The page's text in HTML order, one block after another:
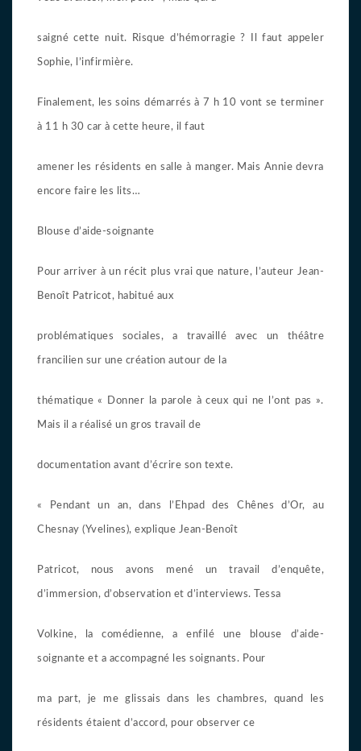
saigné cette nuit. Risque d’hémorragie ? Il faut appeler
Sophie, l’infirmière.
Finalement, les soins démarrés à 7 h 10 vont se terminer
à 11 h 30 car à cette heure, il faut
amener les résidents en salle à manger. Mais Annie devra
encore faire les lits…
Blouse d’aide-soignante
Pour arriver à un récit plus vrai que nature, l’auteur Jean-
Benoît Patricot, habitué aux
problématiques sociales, a travaillé avec un théâtre
francilien sur une création autour de la
thématique « Donner la parole à ceux qui ne l’ont pas ».
Mais il a réalisé un gros travail de
documentation avant d’écrire son texte.
« Pendant un an, dans l’Ehpad des Chênes d’Or, au
Chesnay (Yvelines), explique Jean-Benoît
Patricot, nous avons mené un travail d’enquête,
d’immersion, d’observation et d’interviews. Tessa
Volkine, la comédienne, a enfilé une blouse d’aide-
soignante et a accompagné les soignants. Pour
ma part, je me glissais dans les chambres, quand les
résidents étaient d’accord, pour observer ce